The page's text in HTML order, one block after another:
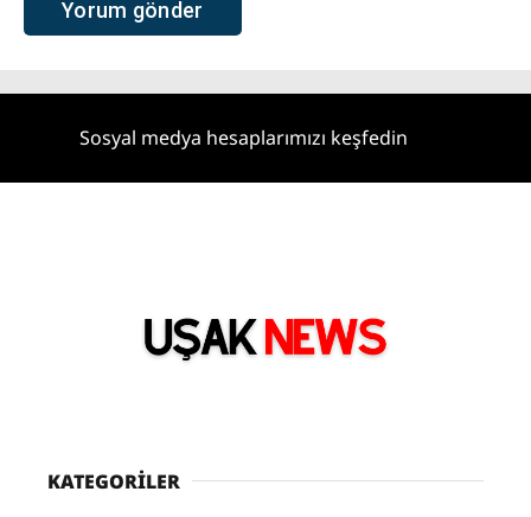
Sosyal medya hesaplarımızı keşfedin
KATEGORİLER